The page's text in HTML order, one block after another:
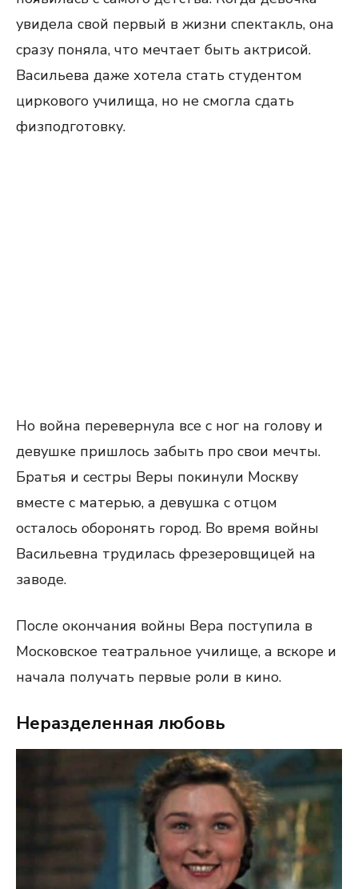
увидела свой первый в жизни спектакль, она
сразу поняла, что мечтает быть актрисой.
Васильева даже хотела стать студентом
циркового училища, но не смогла сдать
физподготовку.
Но война перевернула все с ног на голову и
девушке пришлось забыть про свои мечты.
Братья и сестры Веры покинули Москву
вместе с матерью, а девушка с отцом
осталось оборонять город. Во время войны
Васильевна трудилась фрезеровщицей на
заводе.
После окончания войны Вера поступила в
Московское театральное училище, а вскоре и
начала получать первые роли в кино.
Неразделенная любовь